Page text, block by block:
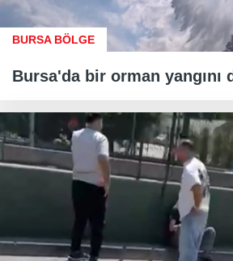
BURSA BÖLGE
Bursa'da bir orman yangını